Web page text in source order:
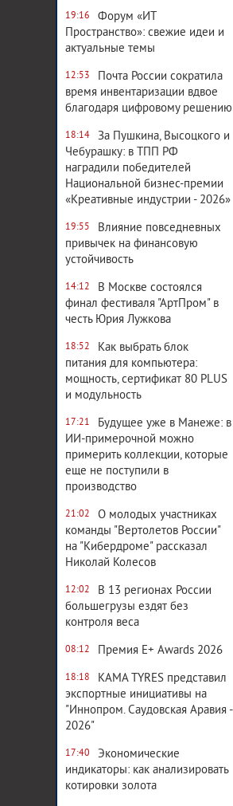
19:16
Форум «ИТ
Пространство»: свежие идеи и
актуальные темы
12:53
Почта России сократила
время инвентаризации вдвое
благодаря цифровому решению
18:14
За Пушкина, Высоцкого и
Чебурашку: в ТПП РФ
наградили победителей
Национальной бизнес-премии
«Креативные индустрии - 2026»
19:55
Влияние повседневных
привычек на финансовую
устойчивость
14:12
В Москве состоялся
финал фестиваля "АртПром" в
честь Юрия Лужкова
18:52
Как выбрать блок
питания для компьютера:
мощность, сертификат 80 PLUS
и модульность
17:21
Будущее уже в Манеже: в
ИИ-примерочной можно
примерить коллекции, которые
еще не поступили в
производство
21:02
О молодых участниках
команды "Вертолетов России"
на "Кибердроме" рассказал
Николай Колесов
12:02
В 13 регионах России
большегрузы ездят без
контроля веса
08:12 Премия E+ Awards 2026
18:18
KAMA TYRES представил
экспортные инициативы на
"Иннопром. Саудовская Аравия -
2026"
17:40
Экономические
индикаторы: как анализировать
котировки золота